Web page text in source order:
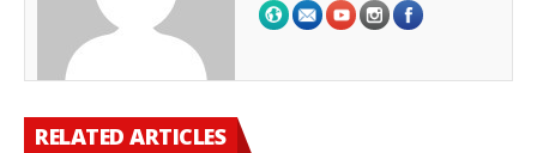
RELATED ARTICLES